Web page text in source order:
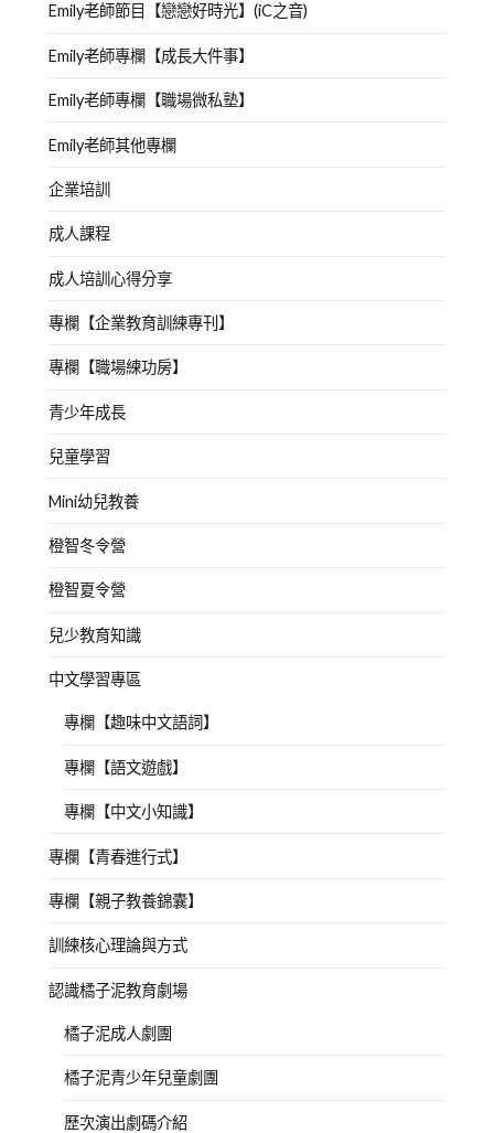
Emily老師節目【戀戀好時光】(iC之音)
Emily老師專欄【成長大件事】
Emily老師專欄【職場微私塾】
Emily老師其他專欄
企業培訓
成人課程
成人培訓心得分享
專欄【企業教育訓練專刊】
專欄【職場練功房】
青少年成長
兒童學習
Mini幼兒教養
橙智冬令營
橙智夏令營
兒少教育知識
中文學習專區
專欄【趣味中文語詞】
專欄【語文遊戲】
專欄【中文小知識】
專欄【青春進行式】
專欄【親子教養錦囊】
訓練核心理論與方式
認識橘子泥教育劇場
橘子泥成人劇團
橘子泥青少年兒童劇團
歷次演出劇碼介紹